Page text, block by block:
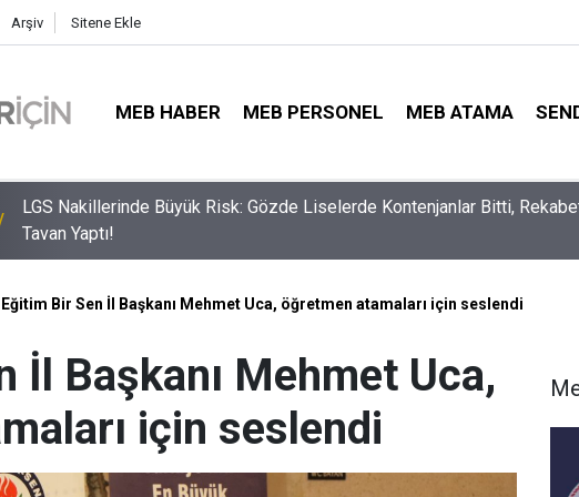
Arşiv Sitene Ekle
MEB HABER MEB PERSONEL MEB ATAMA
İlçe Milli Eğitim Müdürü Ataması Yapıldı
Eğitim Bir Sen İl Başkanı Mehmet Uca, öğretmen atamaları için seslendi
İl Başkanı Mehmet Uca,
için seslendi